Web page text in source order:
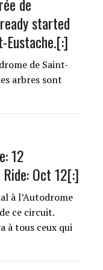
started
de Saint-
arbres sont
12
Oct 12[:]
à l’Autodrome
ce circuit.
à tous ceux qui